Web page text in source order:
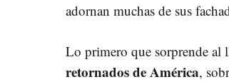
adornan muchas de sus
Lo primero que sorprende al
retornados de América,